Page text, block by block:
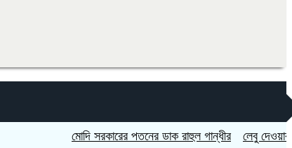
মোদি সরকারের পতনের ডাক রাহুল গান্ধীর
লেবু দেওয়ার কথা